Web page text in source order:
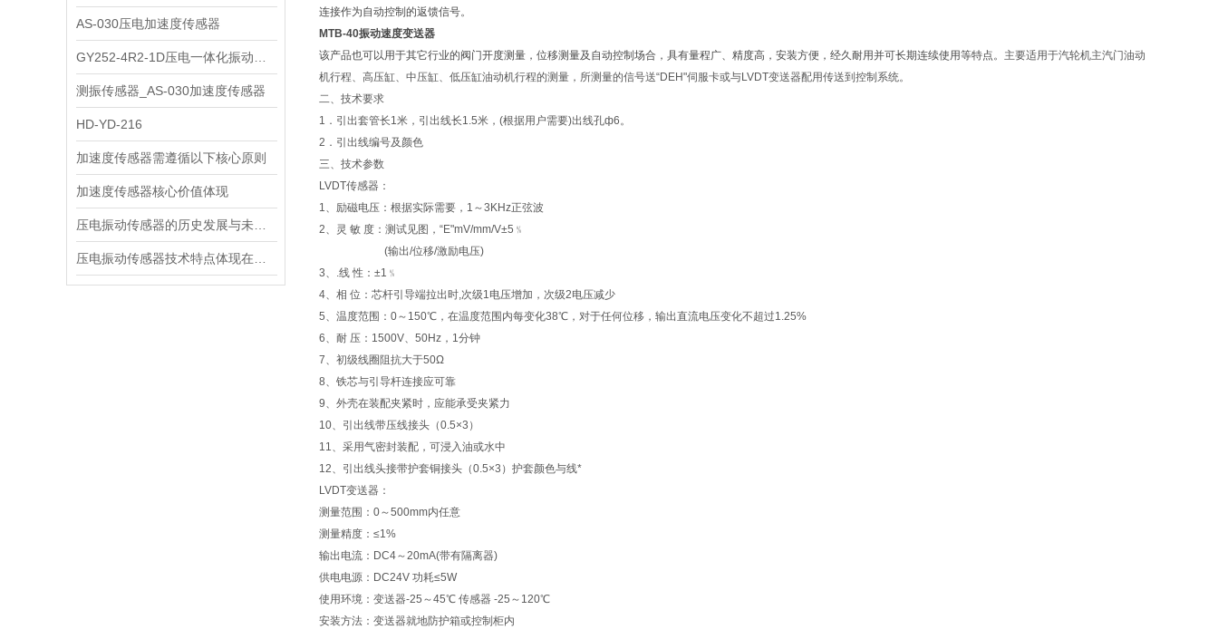
AS-030压电加速度传感器
测振传感器_AS-030加速度传感器
HD-YD-216
加速度传感器需遵循以下核心原则
加速度传感器核心价值体现
连接作为自动控制的返馈信号。
MTB-40振动速度变送器
该产品也可以用于其它行业的阀门开度测量，位移测量及自动控制场合，具有量程广、精度高，安装方便，经久耐用并可长期连续使用等特点。 主要适用于汽轮机主汽门油动
机行程、高压缸、中压缸、低压缸油动机行程的测量，所测量的信号送“DEH"伺服卡或与LVDT变送器配用传送到控制系统。
二、技术要求
1．引出套管长1米，引出线长1.5米，(根据用户需要)出线孔ф6。
2．引出线编号及颜色
三、技术参数
LVDT传感器：
1、励磁电压：根据实际需要，1～3KHz正弦波
2、灵 敏 度：测试见图，“E"mV/mm/V±5﹪
(输出/位移/激励电压)
3、.线 性：±1﹪
4、相 位：芯杆引导端拉出时,次级1电压增加，次级2电压减少
5、温度范围：0～150℃，在温度范围内每变化38℃，对于任何位移，输出直流电压变化不超过1.25%
6、耐 压：1500V、50Hz，1分钟
7、初级线圈阻抗大于50Ω
8、铁芯与引导杆连接应可靠
9、外壳在装配夹紧时，应能承受夹紧力
10、引出线带压线接头（0.5×3）
11、采用气密封装配，可浸入油或水中
12、引出线头接带护套铜接头（0.5×3）护套颜色与线*
LVDT变送器：
测量范围：0～500mm内任意
测量精度：≤1%
输出电流：DC4～20mA(带有隔离器)
供电电源：DC24V 功耗≤5W
使用环境：变送器-25～45℃ 传感器 -25～120℃
安装方法：变送器就地防护箱或控制柜内